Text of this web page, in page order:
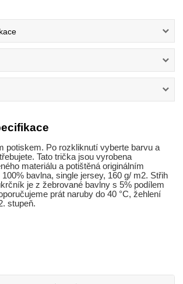
potiskem. Po rozkliknutí vyberte barvu a
Tato trička jsou vyrobena
materiálu a potištěná originálním
bavlna, single jersey, 160 g/ m2. Střih
je z žebrované bavlny s 5% podílem
prát naruby do 40 °C, žehlení
stupeň.